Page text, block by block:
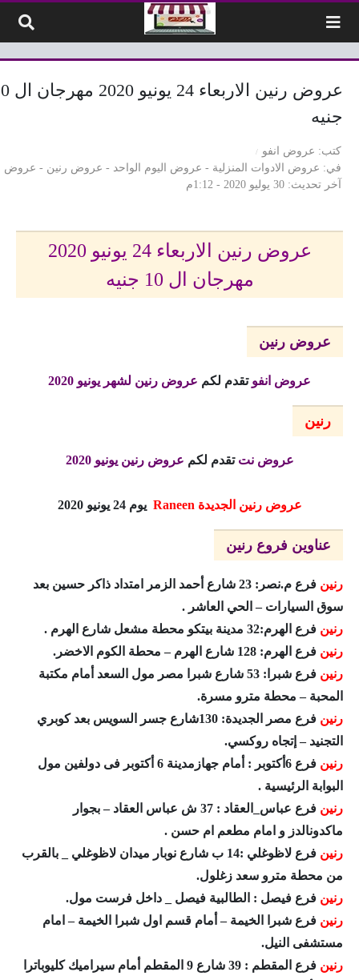
عروض رنين
جنيه
كتب
عروض انفو
في
عروض الادوات المنزلية - عروض اليوم الواحد - عروض رنين - عروض
آخر تحديث 30 يوليو 2020 - 1:12م
عروض رنين الاربعاء 24 يونيو 2020
مهرجان ال 10 جنيه
عروض رنين
عروض انفو تقدم لكم عروض رنين لشهر يونيو 2020
رنين
عروض نت تقدم لكم عروض رنين يونيو 2020
عروض رنين الجديدة Raneen يوم 24 يونيو 2020
عناوين فروع رنين
رنين
فرع م.نصر: 23 شارع أحمد الزمر امتداد ذاكر حسين بعد
سوق السيارات – الحي العاشر .
رنين فرع الهرم:32 مدينة بيتكو محطة مشعل شارع الهرم .
رنين فرع الهرم: 128 شارع الهرم – محطة الكوم الاخضر.
رنين
فرع شبرا: 53 شارع شبرا مصر مول السعد أمام مكتبة
المحبة – محطة مترو مسرة.
رنين
فرع مصر الجديدة: 130شارع جسر السويس بعد كوبري
التجنيد – إتجاه روكسي.
رنين
فرع 6أكتوبر : أمام جهازمدينة 6 أكتوبر فى دولفين مول
البوابة الرئيسية .
رنين
فرع عباس_العقاد : 37 ش عباس العقاد – بجوار
ماكدونالدز و امام مطعم ام حسن .
رنين
فرع لاظوغلي :14 ب شارع نوبار ميدان لاظوغلي _ بالقرب
من محطة مترو سعد زغلول.
رنين فرع فيصل : الطالبية فيصل _ داخل فرست مول.
رنين فرع شبرا الخيمة – أمام قسم اول شبرا الخيمة – امام
مستشفى النيل.
رنين
فرع المقطم : 39 شارع 9 المقطم أمام سيراميك كليوباترا